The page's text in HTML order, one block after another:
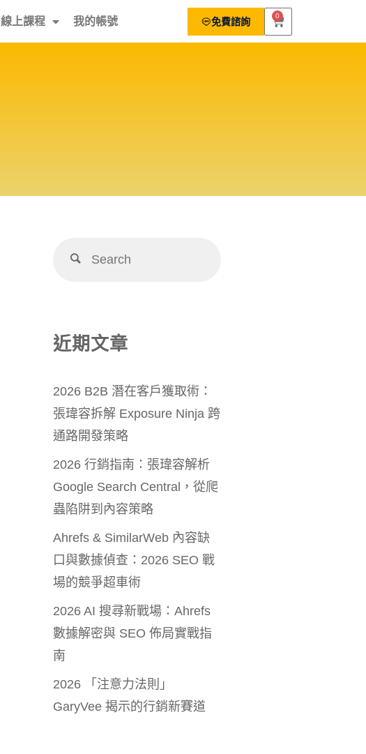
線上課程 我的帳號 免費諮詢
0
近期文章
2026 B2B 潛在客戶獲取術：
張瑋容拆解 Exposure Ninja 跨
通路開發策略
2026 行銷指南：張瑋容解析
Google Search Central，從爬
蟲陷阱到內容策略
Ahrefs & SimilarWeb 內容缺
口與數據偵查：2026 SEO 戰
場的競爭超車術
2026 AI 搜尋新戰場：Ahrefs
數據解密與 SEO 佈局實戰指
南
2026 「注意力法則」
GaryVee 揭示的行銷新賽道